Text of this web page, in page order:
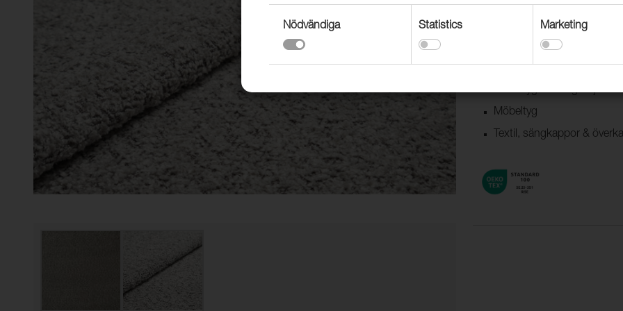
Användningsområden
Dekorationstextil
Möbeltyg offentlig miljö
Möbeltyg
Textil, sängkappor &
Nödvändiga Statistics Marketing